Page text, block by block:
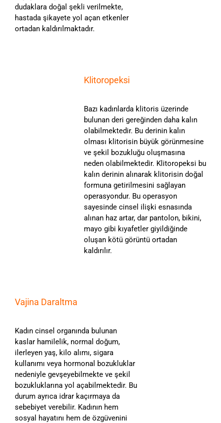
dudaklara doğal şekli verilmekte,
hastada şikayete yol açan etkenler
ortadan kaldırılmaktadır.
Klitoropeksi
Bazı kadınlarda klitoris üzerinde
bulunan deri gereğinden daha kalın
olabilmektedir. Bu derinin kalın
olması klitorisin büyük görünmesine
ve şekil bozukluğu oluşmasına
neden olabilmektedir. Klitoropeksi bu
kalın derinin alınarak klitorisin doğal
formuna getirilmesini sağlayan
operasyondur. Bu operasyon
sayesinde cinsel ilişki esnasında
alınan haz artar, dar pantolon, bikini,
mayo gibi kıyafetler giyildiğinde
oluşan kötü görüntü ortadan
kaldırılır.
Vajina Daraltma
Kadın cinsel organında bulunan
kaslar hamilelik, normal doğum,
ilerleyen yaş, kilo alımı, sigara
kullanımı veya hormonal bozukluklar
nedeniyle gevşeyebilmekte ve şekil
bozukluklarına yol açabilmektedir. Bu
durum ayrıca idrar kaçırmaya da
sebebiyet verebilir. Kadının hem
sosyal hayatını hem de özgüvenini